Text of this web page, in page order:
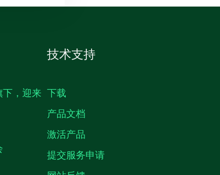
下，迎来
技术支持
下载
产品文档
激活产品
提交服务申请